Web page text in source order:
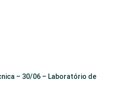
– 30/06 – Laboratório de